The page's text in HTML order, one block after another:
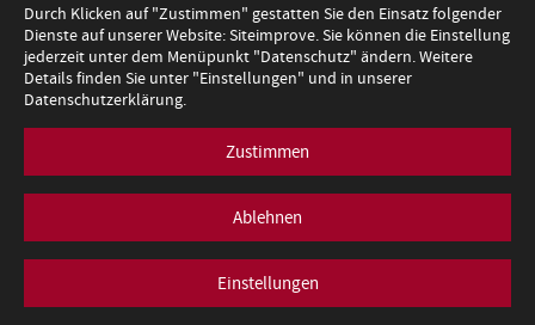
Durch Klicken auf "Zustimmen" gestatten Sie den Einsatz folgender
Dienste auf unserer Website: Siteimprove. Sie können die Einstellung
jederzeit unter dem Menüpunkt "Datenschutz" ändern. Weitere
Details finden Sie unter "Einstellungen" und in unserer
Datenschutzerklärung.
Zustimmen
Ablehnen
Einstellungen